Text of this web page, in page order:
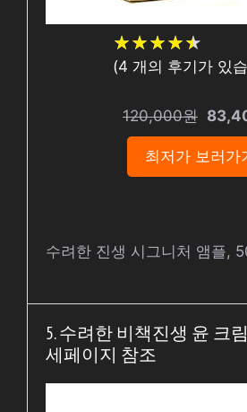
★★★★★
★★★★★
(4 개의 후기가 있
120,000원
최저가 보러가
수려한 진생 시그니처 앰플,
5. 수려한 비책진생 윤 크림
세페이지 참조